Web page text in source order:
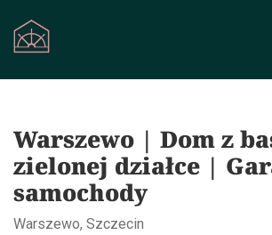
Warszewo | Dom z
zielonej działce |
samochody
Warszewo, Szczecin